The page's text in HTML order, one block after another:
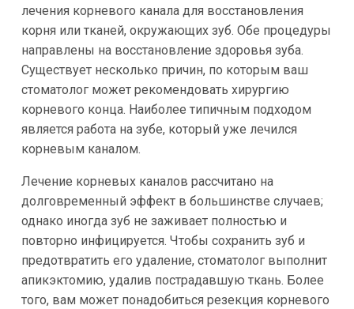
лечения корневого канала для восстановления
корня или тканей, окружающих зуб. Обе процедуры
направлены на восстановление здоровья зуба.
Существует несколько причин, по которым ваш
стоматолог может рекомендовать хирургию
корневого конца. Наиболее типичным подходом
является работа на зубе, который уже лечился
корневым каналом.
Лечение корневых каналов рассчитано на
долговременный эффект в большинстве случаев;
однако иногда зуб не заживает полностью и
повторно инфицируется. Чтобы сохранить зуб и
предотвратить его удаление, стоматолог выполнит
апикэктомию, удалив пострадавшую ткань. Более
того, вам может понадобиться резекция корневого